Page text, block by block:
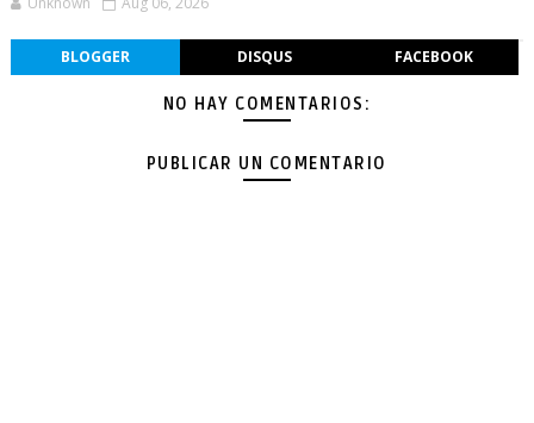
BLOGGER DISQUS FACEBOOK
NO HAY COMENTARIOS:
PUBLICAR UN COMENTARIO